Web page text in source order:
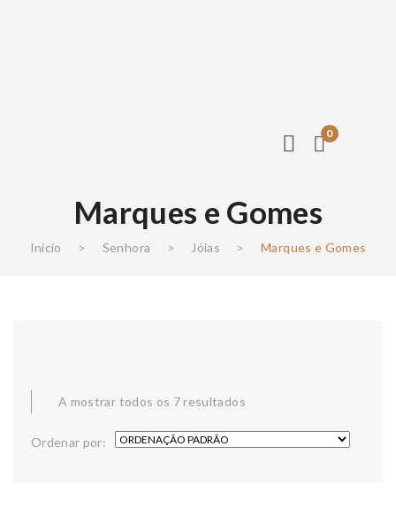
0
Marques e Gomes
Início > Senhora > Jóias > Marques e Gomes
A mostrar todos os 7 resultados
Ordenar por: